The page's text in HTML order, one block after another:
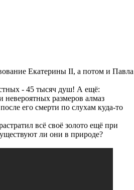
Екатерины II, а потом и Павла
- 45 тысяч душ! А ещё:
размеров алмаз
его смерти по слухам куда-то
всё своё золото ещё при
ли они в природе?